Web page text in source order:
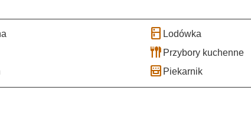
kitchen Lodówka
flatware Przybory kuchenne
oven_gen Piekarnik